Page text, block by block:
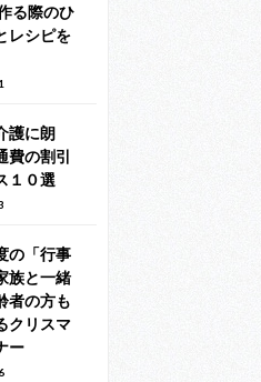
る際のひ
レシピを
護に朗
費の割引
１０選
の「行事
族と一緒
の方も
クリスマ
ー